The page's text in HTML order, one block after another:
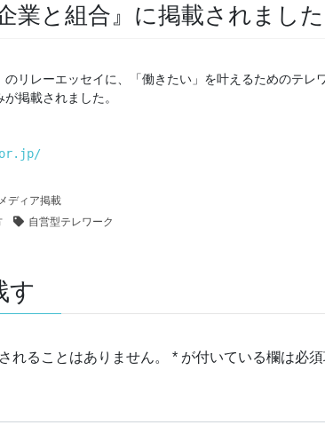
企業と組合』に掲載されました
のリレーエッセイに、「働きたい」を叶えるためのテレ
掲載されました。
メディア掲載
自営型テレワーク
す
れることはありません。 * が付いている欄は必